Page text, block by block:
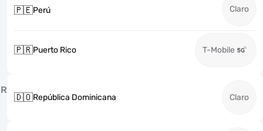
🇵🇪Perú Claro
🇵🇷Puerto Rico T-Mobile
R
🇩🇴República Dominicana Claro